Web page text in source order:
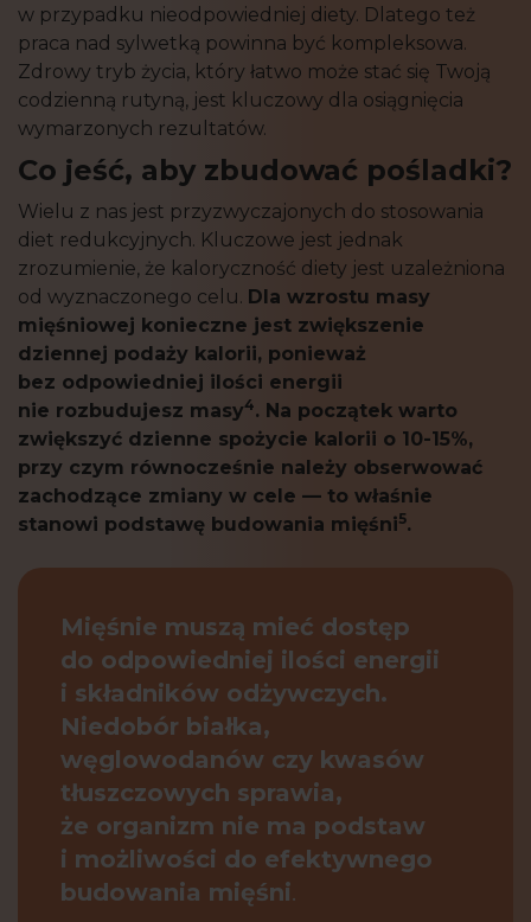
w przypadku nieodpowiedniej diety. Dlatego też
praca nad sylwetką powinna być kompleksowa.
Zdrowy tryb życia, który łatwo może stać się Twoją
codzienną rutyną, jest kluczowy dla osiągnięcia
wymarzonych rezultatów.
Co jeść, aby zbudować pośladki?
Wielu z nas jest przyzwyczajonych do stosowania
diet redukcyjnych. Kluczowe jest jednak
zrozumienie, że kaloryczność diety jest uzależniona
od wyznaczonego celu. Dla wzrostu masy
mięśniowej konieczne jest zwiększenie
dziennej podaży kalorii, ponieważ
bez odpowiedniej ilości energii
nie rozbudujesz masy4. Na początek warto
zwiększyć dzienne spożycie kalorii o 10-15%,
przy czym równocześnie należy obserwować
zachodzące zmiany w cele — to właśnie
stanowi podstawę budowania mięśni5.
Mięśnie muszą mieć dostęp
do odpowiedniej ilości energii
i składników odżywczych.
Niedobór białka,
węglowodanów czy kwasów
tłuszczowych sprawia,
że organizm nie ma podstaw
i możliwości do efektywnego
budowania mięśni.